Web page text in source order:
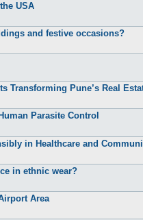
USA
and festive occasions?
Transforming Pune’s Real
Parasite Control
in Healthcare and
in ethnic wear?
Area